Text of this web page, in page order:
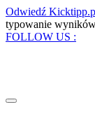
Skip
to
content
Odwiedź
typowanie
FOLLOW US :
Open